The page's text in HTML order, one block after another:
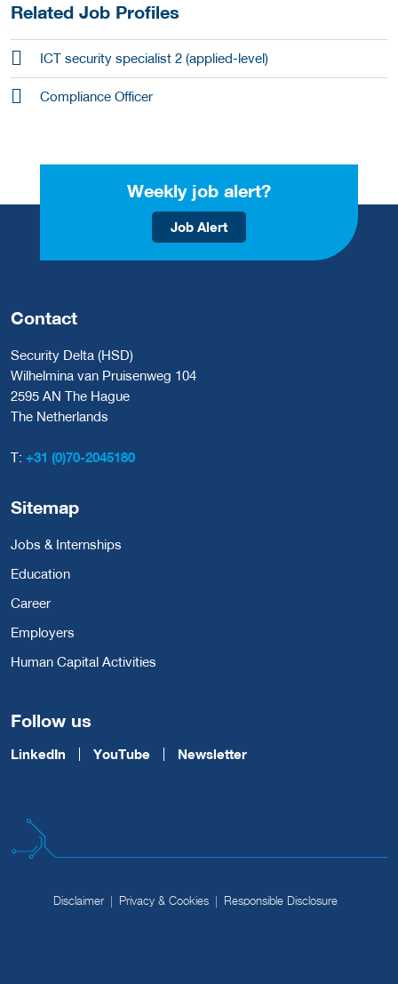
Related Job Profiles
ICT security specialist 2 (applied-level)
Compliance Officer
Weekly job alert?
Job Alert
Contact
Security Delta (HSD)
Wilhelmina van Pruisenweg 104
2595 AN The Hague
The Netherlands
T: +31 (0)70-2045180
Sitemap
Jobs & Internships
Education
Career
Employers
Human Capital Activities
Follow us
LinkedIn YouTube Newsletter
Disclaimer Privacy & Cookies Responsible Disclosure